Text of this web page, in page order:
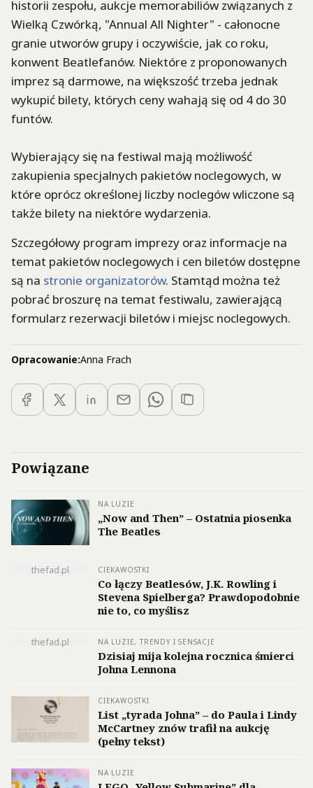
historii zespołu, aukcje memorabiliów związanych z
Wielką Czwórką, "Annual All Nighter" - całonocne
granie utworów grupy i oczywiście, jak co roku,
konwent Beatlefanów. Niektóre z proponowanych
imprez są darmowe, na większość trzeba jednak
wykupić bilety, których ceny wahają się od 4 do 30
funtów.
Wybierający się na festiwal mają możliwość
zakupienia specjalnych pakietów noclegowych, w
które oprócz określonej liczby noclegów wliczone są
także bilety na niektóre wydarzenia.
Szczegółowy program imprezy oraz informacje na
temat pakietów noclegowych i cen biletów dostępne
są na stronie organizatorów. Stamtąd można też
pobrać broszurę na temat festiwalu, zawierającą
formularz rezerwacji biletów i miejsc noclegowych.
Opracowanie:Anna Frach
Powiązane
NA LUZIE
„Now and Then” – Ostatnia piosenka
The Beatles
thefad.pl CIEKAWOSTKI
Co łączy Beatlesów, J.K. Rowling i
Stevena Spielberga? Prawdopodobnie
nie to, co myślisz
thefad.pl NA LUZIE, TRENDY I SENSACJE
Dzisiaj mija kolejna rocznica śmierci
Johna Lennona
CIEKAWOSTKI
List „tyrada Johna” – do Paula i Lindy
McCartney znów trafił na aukcję
(pełny tekst)
NA LUZIE